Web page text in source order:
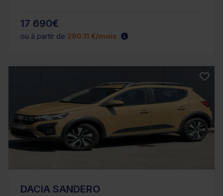
17 690€
ou à partir de 290.11 €/mois
DACIA SANDERO